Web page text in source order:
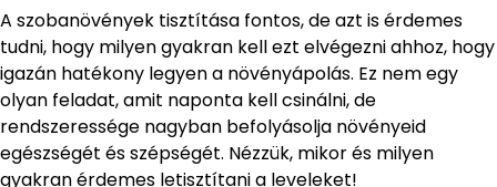
A szobanövények tisztítása fontos, de azt is érdemes
tudni, hogy milyen gyakran kell ezt elvégezni ahhoz, hogy
igazán hatékony legyen a növényápolás. Ez nem egy
olyan feladat, amit naponta kell csinálni, de
rendszeressége nagyban befolyásolja növényeid
egészségét és szépségét. Nézzük, mikor és milyen
gyakran érdemes letisztítani a leveleket!